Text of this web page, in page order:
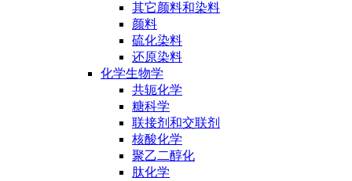
其它颜料和染料
颜料
硫化染料
还原染料
化学生物学
共轭化学
糖科学
联接剂和交联剂
核酸化学
聚乙二醇化
肽化学